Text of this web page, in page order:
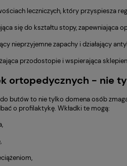
leczniczych, który przyspiesza
się do kształtu stopy, zapewniająca
nieprzyjemne zapachy i działający
przodostopie i wspierająca
ortopedycznych - nie
butów to nie tylko domena osób
o profilaktykę. Wkładki te mogą: